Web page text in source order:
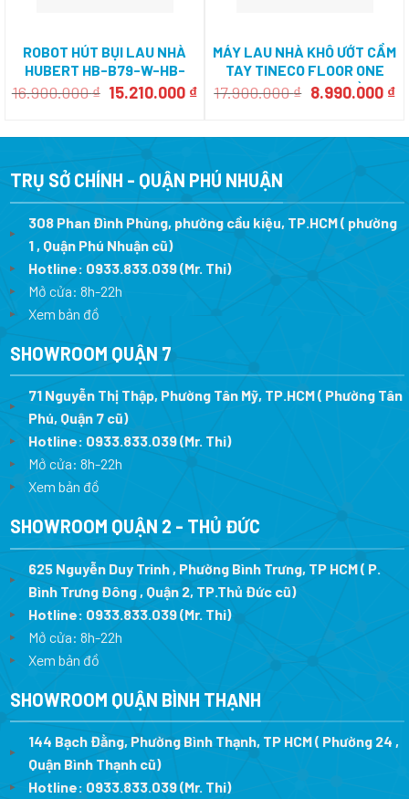
ROBOT HÚT BỤI LAU NHÀ
HUBERT HB-B79-W-HB-
B79-B
16.900.000₫ Giá
16.900.000 ₫.
15.210.000 ₫Giá
là:
MÁY LAU NHÀ KHÔ ƯỚT CẦM
TAY TINECO FLOOR ONE
STRETCH S6 PRO-HÀNG
17.900.000₫ Giá
17.900.000 ₫.
8.990.000 ₫
TRỤ SỞ CHÍNH - QUẬN PHÚ NHUẬN
308 Phan Đình Phùng, phường cầu kiệu, TP.HCM ( phường
1 , Quận Phú Nhuận cũ)
Hotline: 0933.833.039(Mr. Thi)
Mở cửa: 8h-22h
Xem bản đồ
SHOWROOM QUẬN 7
71 Nguyễn Thị Thập, Phường Tân Mỹ, TP.HCM ( Phường Tân
Phú, Quận 7 cũ)
Hotline: 0933.833.039(Mr. Thi)
Mở cửa: 8h-22h
Xem bản đồ
SHOWROOM QUẬN 2 - THỦ ĐỨC
625 Nguyễn Duy Trinh , Phường Bình Trưng, TP HCM ( P.
Bình Trưng Đông , Quận 2, TP.Thủ Đức cũ)
Hotline: 0933.833.039(Mr. Thi)
Mở cửa: 8h-22h
Xem bản đồ
SHOWROOM QUẬN BÌNH THẠNH
144 Bạch Đằng, Phường Bình Thạnh, TP HCM ( Phường 24 ,
Quận Bình Thạnh cũ)
Hotline: 0933.833.039(Mr. Thi)